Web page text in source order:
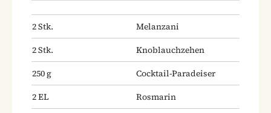
2Stk.
Melanzani
2Stk.
Knoblauchzehen
250g
Cocktail-Paradeiser
2EL
Rosmarin